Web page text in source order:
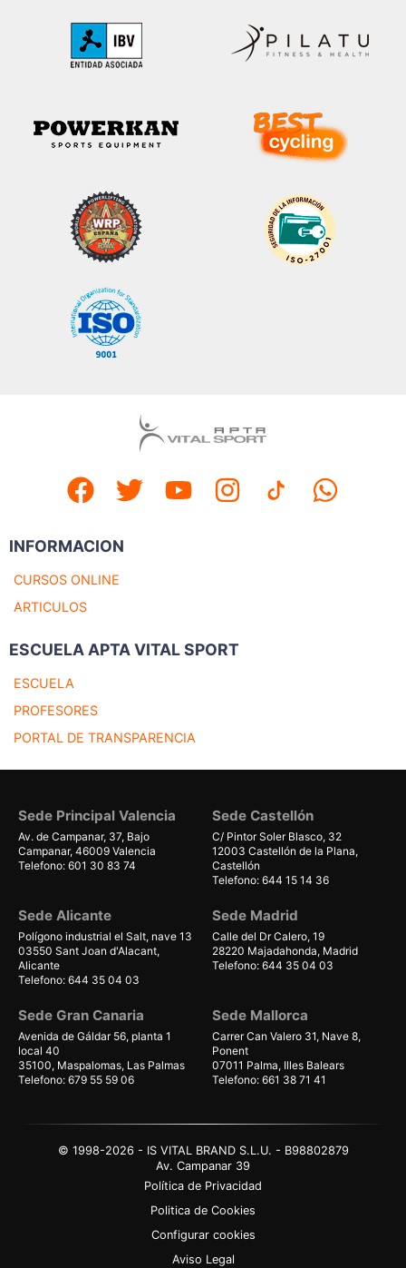
INFORMACION
CURSOS ONLINE
ARTICULOS
ESCUELA APTA VITAL SPORT
ESCUELA
PROFESORES
PORTAL DE TRANSPARENCIA
Sede Principal Valencia
Av. de Campanar, 37, Bajo
Campanar, 46009 Valencia
Telefono: 601 30 83 74
Sede Castellón
C/ Pintor Soler Blasco, 32
12003 Castellón de la Plana,
Castellón
Telefono: 644 15 14 36
Sede Alicante
Polígono industrial el Salt, nave 13
03550 Sant Joan d'Alacant,
Alicante
Telefono: 644 35 04 03
Sede Madrid
Calle del Dr Calero, 19
28220 Majadahonda, Madrid
Telefono: 644 35 04 03
Sede Gran Canaria
Avenida de Gáldar 56, planta 1
local 40
35100, Maspalomas, Las Palmas
Telefono: 679 55 59 06
Sede Mallorca
Carrer Can Valero 31, Nave 8,
Ponent
07011 Palma, Illes Balears
Telefono: 661 38 71 41
© 1998-2026 - IS VITAL BRAND S.L.U. - B98802879
Av. Campanar 39
Política de Privacidad
Politica de Cookies
Configurar cookies
Aviso Legal